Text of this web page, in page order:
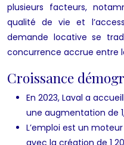
plusieurs facteurs,
qualité de vie et
demande locative se
concurrence accrue entre
Croissance
En 2023, Laval a
une augmentation de
L’emploi est un
avec la création de 1